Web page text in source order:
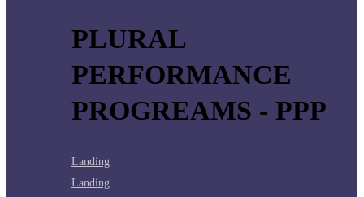
PLURAL
PERFORMANCE
PROGREAMS - PPP
Landing
Landing